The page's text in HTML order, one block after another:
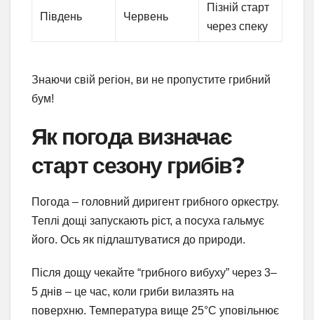
Південь Червень
Пізній старт
через спеку
Знаючи свій регіон, ви не пропустите грибний
бум!
Як погода визначає
старт сезону грибів?
Погода – головний диригент грибного оркестру.
Теплі дощі запускають ріст, а посуха гальмує
його. Ось як підлаштуватися до природи.
Після дощу чекайте “грибного вибуху” через 3–
5 днів – це час, коли гриби вилазять на
поверхню. Температура вище 25°C уповільнює